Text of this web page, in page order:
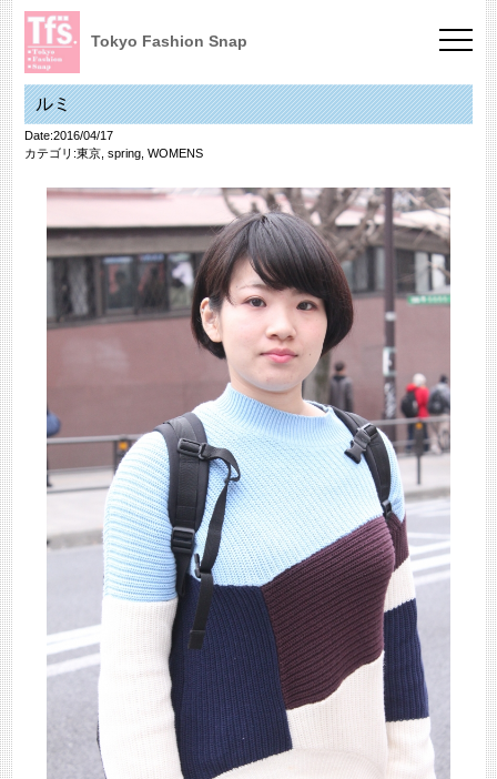
Tokyo Fashion Snap
ルミ
Date:2016/04/17
カテゴリ:東京, spring, WOMENS